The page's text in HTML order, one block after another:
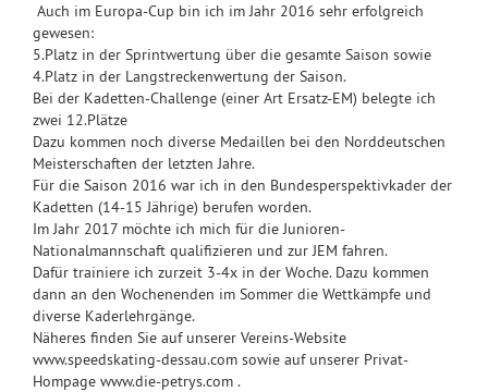
Auch im Europa-Cup bin ich im Jahr 2016 sehr erfolgreich
gewesen:
5.Platz in der Sprintwertung über die gesamte Saison sowie
4.Platz in der Langstreckenwertung der Saison.
Bei der Kadetten-Challenge (einer Art Ersatz-EM) belegte ich
zwei 12.Plätze
Dazu kommen noch diverse Medaillen bei den Norddeutschen
Meisterschaften der letzten Jahre.
Für die Saison 2016 war ich in den Bundesperspektivkader der
Kadetten (14-15 Jährige) berufen worden.
Im Jahr 2017 möchte ich mich für die Junioren-
Nationalmannschaft qualifizieren und zur JEM fahren.
Dafür trainiere ich zurzeit 3-4x in der Woche. Dazu kommen
dann an den Wochenenden im Sommer die Wettkämpfe und
diverse Kaderlehrgänge.
Näheres finden Sie auf unserer Vereins-Website
www.speedskating-dessau.com sowie auf unserer Privat-
Hompage www.die-petrys.com .